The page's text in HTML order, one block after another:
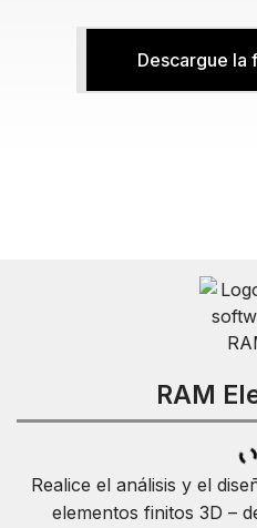
Descargue la
RAM
Realice el análisis y el
elementos finitos 3D –